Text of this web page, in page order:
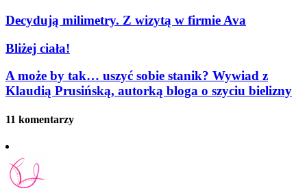
Decydują milimetry. Z wizytą w firmie Ava
Bliżej ciała!
A może by tak… uszyć sobie stanik? Wywiad z
Klaudią Prusińską, autorką bloga o szyciu bielizny
11 komentarzy